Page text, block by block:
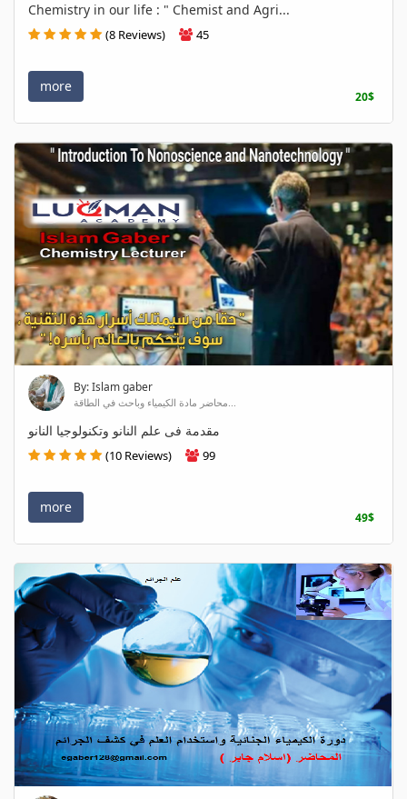
Chemistry in our life : " Chemist and Agri...
(8 Reviews) 45
more
20$
By: Islam gaber
محاضر مادة الكيمياء وباحث في الطاقة...
مقدمة فى علم النانو وتكنولوجيا النانو
(10 Reviews) 99
more
49$